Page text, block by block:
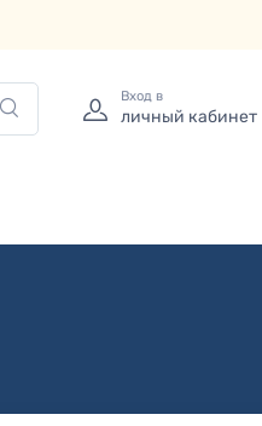
Вход в
личный кабинет